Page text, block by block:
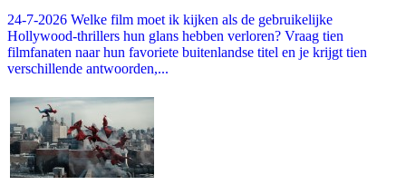
24-7-2026 Welke film moet ik kijken als de gebruikelijke
Hollywood-thrillers hun glans hebben verloren? Vraag tien
filmfanaten naar hun favoriete buitenlandse titel en je krijgt tien
verschillende antwoorden,...